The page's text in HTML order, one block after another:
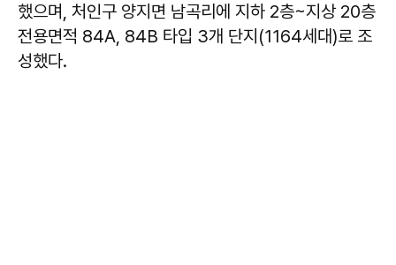
했으며, 처인구 양지면 남곡리에 지하 2층~지상 20층
전용면적 84A, 84B 타입 3개 단지(1164세대)로 조
성했다.